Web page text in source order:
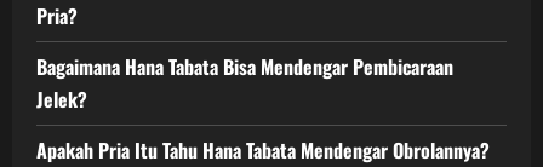
Pria?
Bagaimana Hana Tabata Bisa Mendengar Pembicaraan
Jelek?
Apakah Pria Itu Tahu Hana Tabata Mendengar Obrolannya?